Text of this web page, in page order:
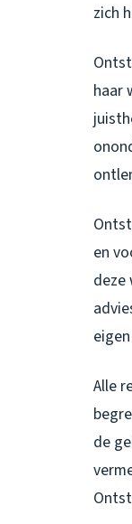
zich
haar
en
deze
Alle
de